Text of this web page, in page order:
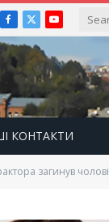
Facebook
X
(Twitter)
YouTube
КОНТАКТИ
загинув